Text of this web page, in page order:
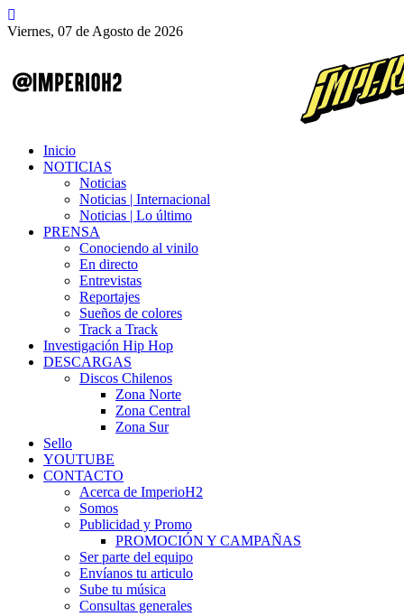
Viernes, 07 de Agosto de 2026
Inicio
NOTICIAS
Noticias
Noticias | Internacional
Noticias | Lo último
PRENSA
Conociendo al vinilo
En directo
Entrevistas
Reportajes
Sueños de colores
Track a Track
Investigación Hip Hop
DESCARGAS
Discos Chilenos
Zona Norte
Zona Central
Zona Sur
Sello
YOUTUBE
CONTACTO
Acerca de ImperioH2
Somos
Publicidad y Promo
PROMOCIÓN Y CAMPAÑAS
Ser parte del equipo
Envíanos tu articulo
Sube tu música
Consultas generales